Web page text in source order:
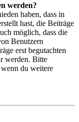
werden?
haben, dass in
hast, die Beiträge
möglich, dass die
Benutzern
erst begutachten
werden. Bitte
du weitere